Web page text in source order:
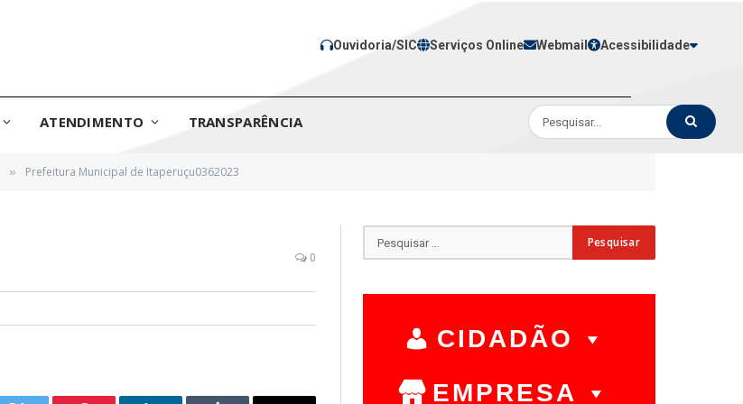
Ouvidoria/SIC Serviços Online Webmail Acessibilidade
ATENDIMENTO TRANSPARÊNCIA
» Prefeitura Municipal de Itaperuçu0362023
0
CIDADÃO
EMPRESA